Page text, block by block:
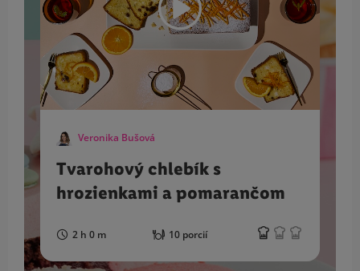
Veronika Bušová
Tvarohový chlebík s
hrozienkami a pomarančom
2 h 0 m 10 porcií